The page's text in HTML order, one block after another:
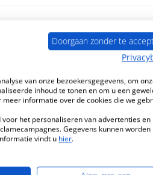
Informatie
voor
Afdichtingvoor
Doorgaan zonder te
van onze bezoekersgegevens, om
inhoud te tonen en om u een
informatie over de cookies die we
het personaliseren van advertenties en
Gegevens kunnen worden
vindt u hier.